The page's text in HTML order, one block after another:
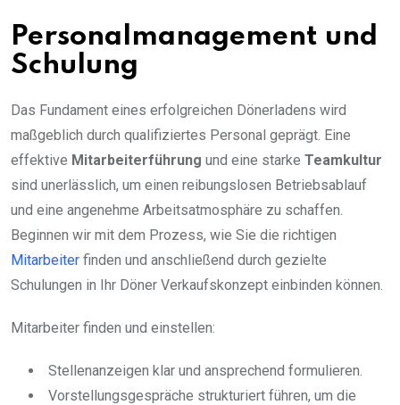
Personalmanagement und
Schulung
Das Fundament eines erfolgreichen Dönerladens wird
maßgeblich durch qualifiziertes Personal geprägt. Eine
effektive Mitarbeiterführung und eine starke Teamkultur
sind unerlässlich, um einen reibungslosen Betriebsablauf
und eine angenehme Arbeitsatmosphäre zu schaffen.
Beginnen wir mit dem Prozess, wie Sie die richtigen
Mitarbeiter finden und anschließend durch gezielte
Schulungen in Ihr Döner Verkaufskonzept einbinden können.
Mitarbeiter finden und einstellen:
Stellenanzeigen klar und ansprechend formulieren.
Vorstellungsgespräche strukturiert führen, um die